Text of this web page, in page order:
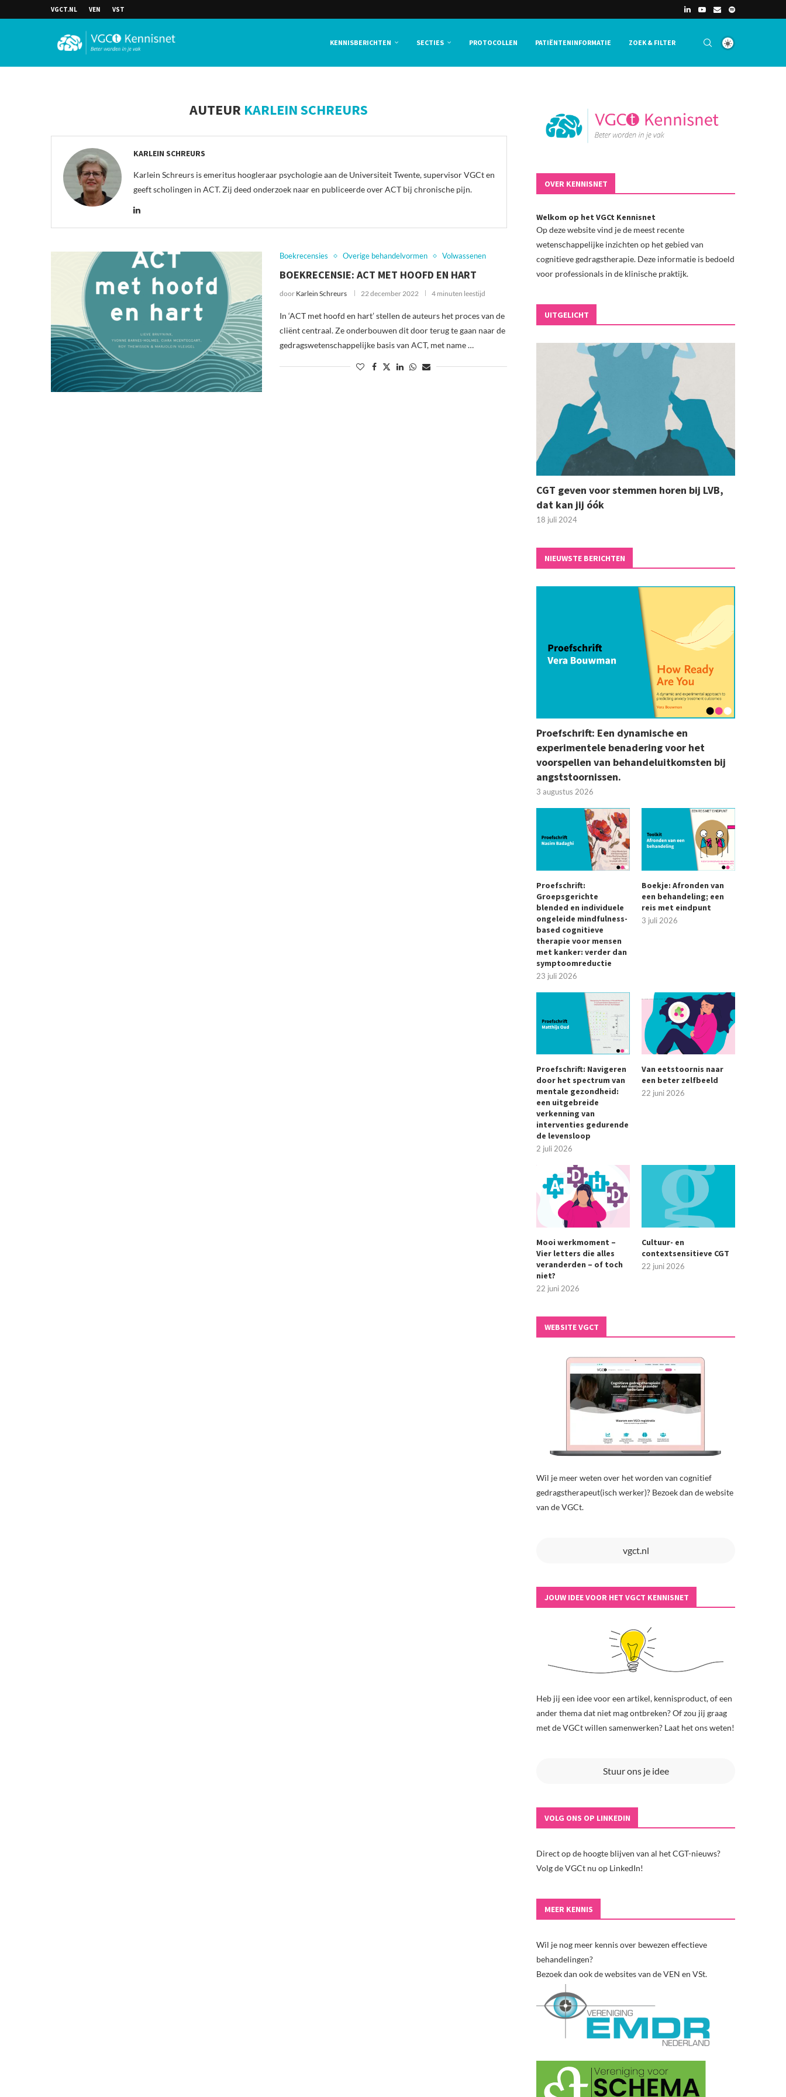
VGCT.NL VEN VST
KENNISBERICHTEN SECTIES PROTOCOLLEN PATIËNTENINFORMATIE ZOEK & FILTER
AUTEUR KARLEIN SCHREURS
KARLEIN SCHREURS
Karlein Schreurs is emeritus hoogleraar psychologie aan de Universiteit Twente, supervisor VGCt en
geeft scholingen in ACT. Zij deed onderzoek naar en publiceerde over ACT bij chronische pijn.
Boekrecensies Overige behandelvormen Volwassenen
BOEKRECENSIE: ACT MET HOOFD EN HART
door Karlein Schreurs 22 december 2022 4 minuten leestijd
In ‘ACT met hoofd en hart’ stellen de auteurs het proces van de
cliënt centraal. Ze onderbouwen dit door terug te gaan naar de
gedragswetenschappelijke basis van ACT, met name …
OVER KENNISNET
Welkom op het VGCt Kennisnet
Op deze website vind je de meest recente
wetenschappelijke inzichten op het gebied van
cognitieve gedragstherapie. Deze informatie is bedoeld
voor professionals in de klinische praktijk.
UITGELICHT
CGT geven voor stemmen horen bij LVB,
dat kan jij óók
18 juli 2024
NIEUWSTE BERICHTEN
Proefschrift: Een dynamische en
experimentele benadering voor het
voorspellen van behandeluitkomsten bij
angststoornissen.
3 augustus 2026
Proefschrift:
Groepsgerichte
blended en individuele
ongeleide mindfulness-
based cognitieve
therapie voor mensen
met kanker: verder dan
symptoomreductie
23 juli 2026
Boekje: Afronden van
een behandeling; een
reis met eindpunt
3 juli 2026
Proefschrift: Navigeren
door het spectrum van
mentale gezondheid:
een uitgebreide
verkenning van
interventies gedurende
de levensloop
2 juli 2026
Van eetstoornis naar
een beter zelfbeeld
22 juni 2026
Mooi werkmoment –
Vier letters die alles
veranderden – of toch
niet?
22 juni 2026
Cultuur- en
contextsensitieve CGT
22 juni 2026
WEBSITE VGCT
Wil je meer weten over het worden van cognitief
gedragstherapeut(isch werker)? Bezoek dan de website
van de VGCt.
vgct.nl
JOUW IDEE VOOR HET VGCT KENNISNET
Heb jij een idee voor een artikel, kennisproduct, of een
ander thema dat niet mag ontbreken? Of zou jij graag
met de VGCt willen samenwerken? Laat het ons weten!
Stuur ons je idee
VOLG ONS OP LINKEDIN
Direct op de hoogte blijven van al het CGT-nieuws?
Volg de VGCt nu op LinkedIn!
MEER KENNIS
Wil je nog meer kennis over bewezen effectieve
behandelingen?
Bezoek dan ook de websites van de VEN en VSt.